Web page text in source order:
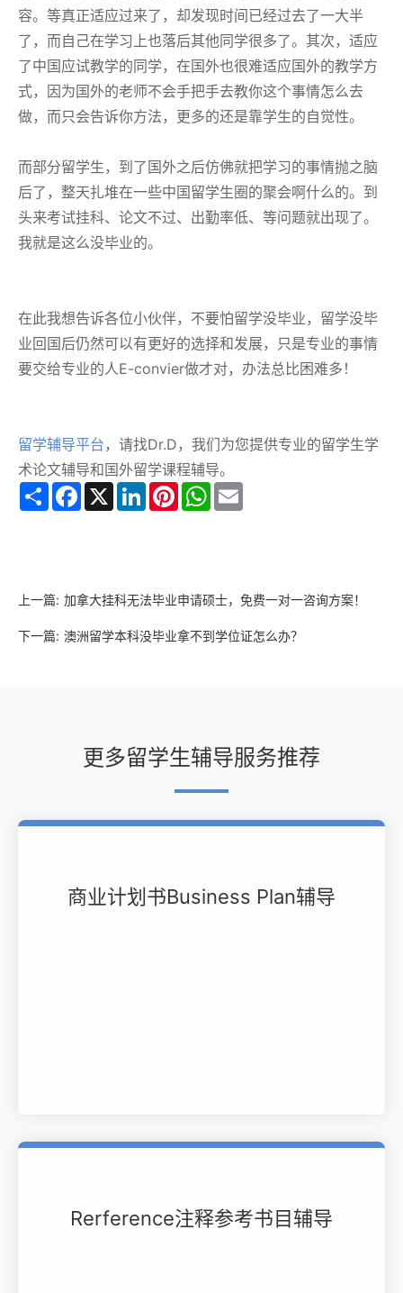
容。等真正适应过来了，却发现时间已经过去了一大半
了，而自己在学习上也落后其他同学很多了。其次，适应
了中国应试教学的同学，在国外也很难适应国外的教学方
式，因为国外的老师不会手把手去教你这个事情怎么去
做，而只会告诉你方法，更多的还是靠学生的自觉性。
而部分留学生，到了国外之后仿佛就把学习的事情抛之脑
后了，整天扎堆在一些中国留学生圈的聚会啊什么的。到
头来考试挂科、论文不过、出勤率低、等问题就出现了。
我就是这么没毕业的。
在此我想告诉各位小伙伴，不要怕留学没毕业，留学没毕
业回国后仍然可以有更好的选择和发展，只是专业的事情
要交给专业的人E-convier做才对，办法总比困难多！
留学辅导平台 ，请找Dr.D，我们为您提供专业的留学生学
术论文辅导和国外留学课程辅导。
Share Facebook
X LinkedInPinterestWhatsApp
上一篇: 加拿大挂科无法毕业申请硕士，免费一对一咨询方案！
下一篇: 澳洲留学本科没毕业拿不到学位证怎么办？
更多留学生辅导服务推荐
商业计划书Business Plan辅导
Rerference注释参考书目辅导